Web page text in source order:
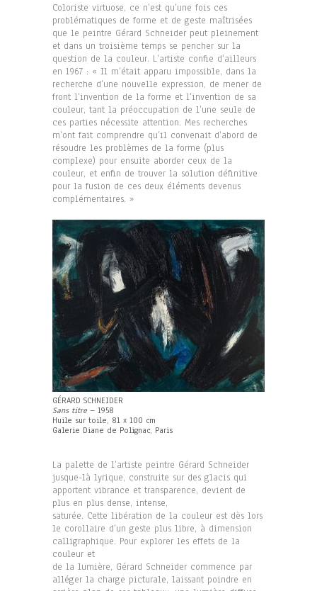
Coloriste virtuose, ce n’est qu’une fois ces
problématiques de forme et de geste maîtrisées
que le peintre Gérard Schneider peut pleinement
et dans un troisième temps se pencher sur la
question de la couleur. L’artiste confie d’ailleurs
en 1967 : « Il m’était apparu impossible, dans la
recherche d’une nouvelle expression, de mener de
front l’invention de la forme et l’invention de sa
couleur, tant la préoccupation de l’une seule de
ces parties nécessite attention. Mes recherches
m’ont fait comprendre qu’il convenait d’abord de
résoudre les problèmes de la forme (plus
complexe) pour ensuite aborder ceux de la
couleur, et enfin de trouver la solution définitive
pour la fusion de ces deux éléments devenus
complémentaires. »
GÉRARD SCHNEIDER
Sans titre – 1958
Huile sur toile, 81 x 100 cm
Galerie Diane de Polignac, Paris
La palette de l’artiste peintre Gérard Schneider
jusque-là lyrique, construite sur des glacis qui
apportent vibrance et transparence, devient de
plus en plus dense, intense,
saturée. Cette libération de la couleur est dès lors
le corollaire d’un geste plus libre, à dimension
calligraphique. Pour explorer les effets de la
couleur et
de la lumière, Gérard Schneider commence par
alléger la charge picturale, laissant poindre en